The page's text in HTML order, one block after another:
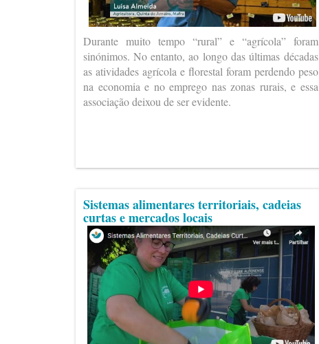
Durante muito tempo “rural” e “agrícola” foram
sinónimos. No entanto, ao longo das últimas décadas
as atividades agrícola e florestal foram perdendo peso
na economia e no emprego nas zonas rurais, e essa
associação deixou de ser evidente.
Sistemas alimentares territoriais, cadeias
curtas e mercados locais